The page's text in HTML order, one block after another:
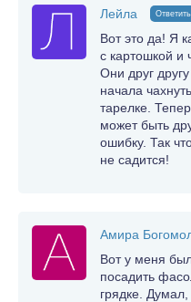
Лейла Ответить
Вот это да! Я
с картошкой и
Они друг
начала
тарелке.
может быть
ошибку. Так
не садится!
Амира
Вот у меня
посадить
грядке. Думал,